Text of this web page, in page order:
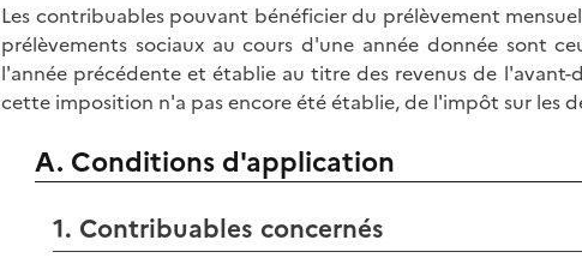
Les contribuables pouvant bénéficier du prélèvement
prélèvements sociaux au cours d'une année donnée sont
l'année précédente et établie au titre des revenus de l'avant-
cette imposition n'a pas encore été établie, de l'impôt sur les
A. Conditions d'application
1. Contribuables concernés